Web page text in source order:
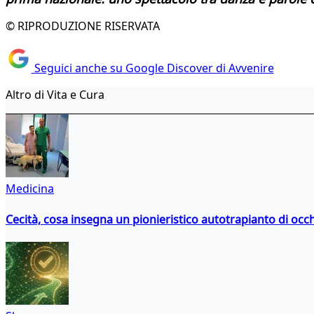
© RIPRODUZIONE RISERVATA
Seguici anche su Google Discover di Avvenire
Altro di Vita e Cura
Medicina
Cecità, cosa insegna un pionieristico autotrapianto di